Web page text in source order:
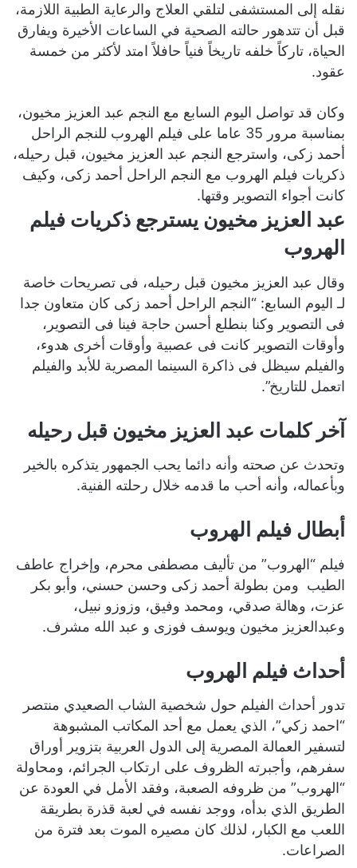
نقله إلى المستشفى لتلقي العلاج والرعاية الطبية اللازمة،
قبل أن تتدهور حالته الصحية في الساعات الأخيرة ويفارق
الحياة، تاركاً خلفه تاريخاً فنياً حافلاً امتد لأكثر من خمسة
عقود.
وكان قد تواصل اليوم السابع مع النجم عبد العزيز مخيون،
بمناسبة مرور 35 عاما على فيلم الهروب للنجم الراحل
أحمد زكى، واسترجع النجم عبد العزيز مخيون، قبل رحيله،
ذكريات فيلم الهروب مع النجم الراحل أحمد زكى، وكيف
كانت أجواء التصوير وقتها.
عبد العزيز مخيون يسترجع ذكريات فيلم
الهروب
وقال عبد العزيز مخيون قبل رحيله، فى تصريحات خاصة
لـ اليوم السابع: “النجم الراحل أحمد زكى كان متعاون جدا
فى التصوير وكنا بنطلع أحسن حاجة فينا فى التصوير،
وأوقات التصوير كانت فى عصبية وأوقات أخرى هدوء،
والفيلم سيظل فى ذاكرة السينما المصرية للأبد والفيلم
اتعمل للتاريخ”.
آخر كلمات عبد العزيز مخيون قبل رحيله
وتحدث عن صحته وأنه دائما يحب الجمهور يتذكره بالخير
وبأعماله، وأنه أحب ما قدمه خلال رحلته الفنية.
أبطال فيلم الهروب
‎فيلم “الهروب” من تأليف مصطفى محرم، وإخراج عاطف
الطيب ومن بطولة أحمد زكى وحسن حسني، وأبو بكر
عزت، وهالة صدقي، ومحمد وفيق، وزوزو نبيل،
وعبدالعزيز مخيون ويوسف فوزى و عبد الله مشرف.
‎تدور أحداث الفيلم حول شخصية الشاب الصعيدي منتصر
“احمد زكي”، الذي يعمل مع أحد المكاتب المشبوهة
لتسفير العمالة المصرية إلى الدول العربية بتزوير أوراق
سفرهم، وأجبرته الظروف على ارتكاب الجرائم، ومحاولة
“الهروب” من ظروفه الصعبة، وفقد الأمل في العودة عن
الطريق الذي بدأه، ووجد نفسه في لعبة قذرة بطريقة
اللعب مع الكبار، لذلك كان مصيره الموت بعد فترة من
الصراعات.